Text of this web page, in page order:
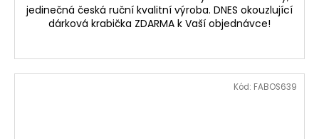
jedinečná česká ruční kvalitní výroba. DNES okouzlující
dárková krabička ZDARMA k Vaší objednávce!
Kód: FABOS639